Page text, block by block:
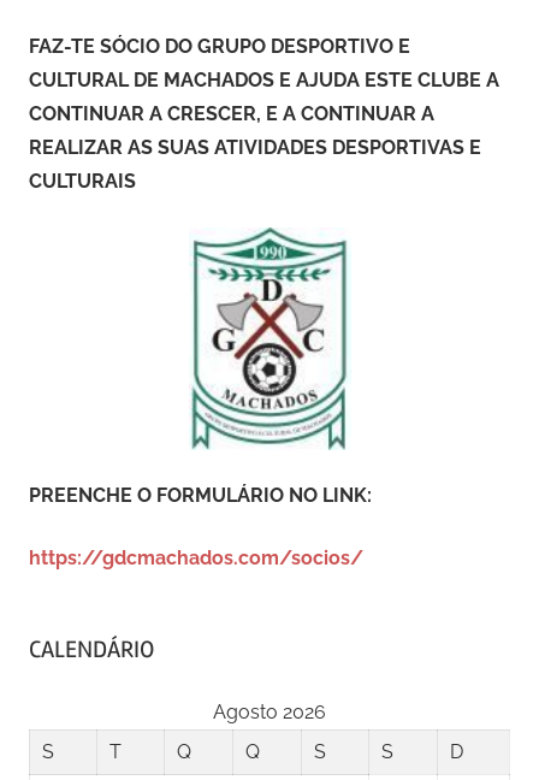
FAZ-TE SÓCIO DO GRUPO DESPORTIVO E
CULTURAL DE MACHADOS E AJUDA ESTE CLUBE A
CONTINUAR A CRESCER, E A CONTINUAR A
REALIZAR AS SUAS ATIVIDADES DESPORTIVAS E
CULTURAIS
PREENCHE O FORMULÁRIO NO LINK:
https://gdcmachados.com/socios/
CALENDÁRIO
Agosto 2026
S
T Q Q S S
D